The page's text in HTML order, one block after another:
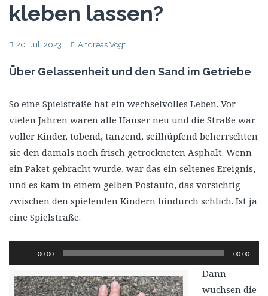
kleben lassen?
20. Juli 2023 Andreas Vogt
Über Gelassenheit und den Sand im Getriebe
So eine Spielstraße hat ein wechselvolles Leben. Vor
vielen Jahren waren alle Häuser neu und die Straße war
voller Kinder, tobend, tanzend, seilhüpfend beherrschten
sie den damals noch frisch getrockneten Asphalt. Wenn
ein Paket gebracht wurde, war das ein seltenes Ereignis,
und es kam in einem gelben Postauto, das vorsichtig
zwischen den spielenden Kindern hindurch schlich. Ist ja
eine Spielstraße.
Player
00:00 00:00
Dann
wuchsen die